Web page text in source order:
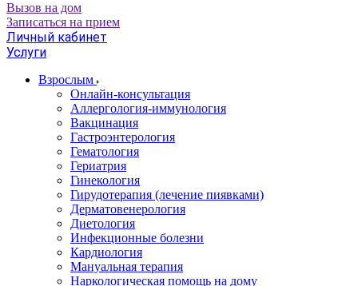
Вызов на дом
Записаться на прием
Личный кабинет
Услуги
Взрослым
Онлайн-консультация
Аллергология-иммунология
Вакцинация
Гастроэнтерология
Гематология
Гериатрия
Гинекология
Гирудотерапия (лечение пиявками)
Дерматовенерология
Диетология
Инфекционные болезни
Кардиология
Мануальная терапия
Наркологическая помощь на дому